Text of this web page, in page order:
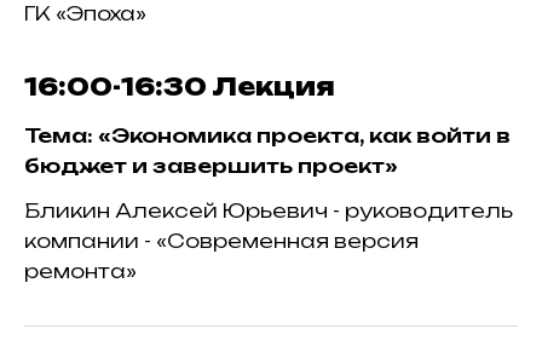
ГК «Эпоха»
16:00-16:30 Лекция
Тема: «Экономика проекта, как войти в
бюджет и завершить проект»
Бликин Алексей Юрьевич - руководитель
компании - «Современная версия
ремонта»